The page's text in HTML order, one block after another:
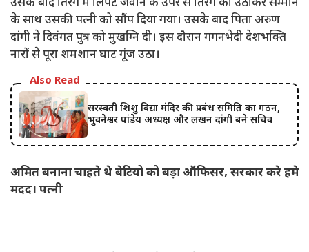
उसके बाद तिरंगे में लिपटे जवान के उपर से तिरंगे को उठाकर सम्मान
के साथ उसकी पत्नी को सौंप दिया गया। उसके बाद पिता अरुण
दांगी ने दिवंगत पुत्र को मुखग्नि दी। इस दौरान गगनभेदी देशभक्ति
नारों से पूरा शमशान घाट गूंज उठा।
Also Read
सरस्वती शिशु विद्या मंदिर की प्रबंध समिति का गठन,
भुवनेश्वर पांडेय अध्यक्ष और लखन दांगी बने सचिव
अमित बनाना चाहते थे बेटियो को बड़ा ऑफिसर, सरकार करे हमे
मदद। पत्नी